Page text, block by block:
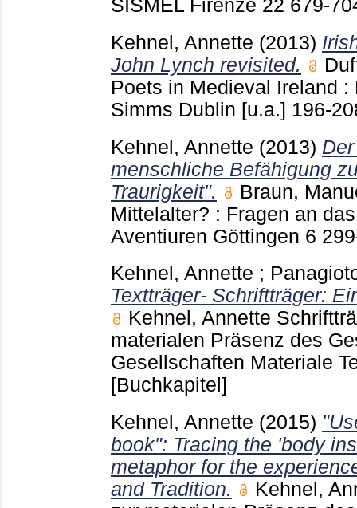
SISMEL Firenze 22 679-
Kehnel, Annette (2013)
John Lynch revisited.
Poets in Medieval Ireland
Simms Dublin [u.a.] 196-
Kehnel, Annette (2013)
menschliche Befähigung
Traurigkeit".
Braun,
Mittelalter? : Fragen an
Aventiuren Göttingen 6
Kehnel, Annette ;
Textträger- Schriftträger:
Kehnel, Annette
materialen Präsenz des
Gesellschaften Materiale
[Buchkapitel]
Kehnel, Annette (2015)
book": Tracing the 'body
metaphor for the
and Tradition.
Kehnel,